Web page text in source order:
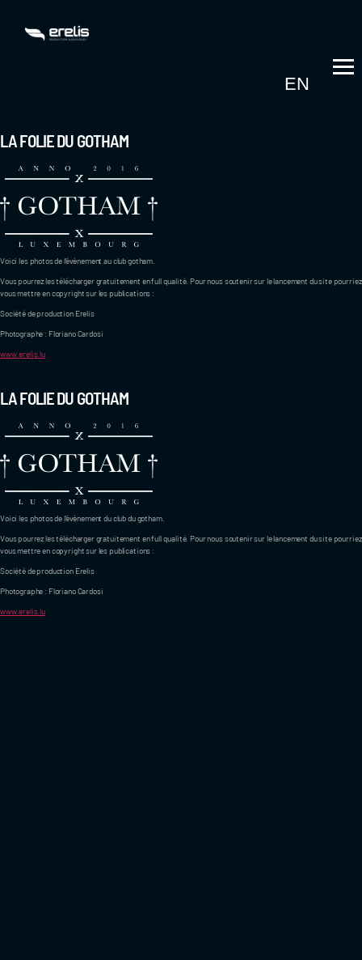
EN
LA FOLIE DU GOTHAM
Voici les photos de l’évènement au club gotham.
Vous pourrez les télécharger gratuitement en full qualité. Pour nous soutenir sur le lancement du site pourriez
vous mettre en copyright sur les publications :
Société de production Erelis
Photographe : Floriano Cardosi
www.erelis.lu
LA FOLIE DU GOTHAM
Voici les photos de l’évènement du club du gotham.
Vous pourrez les télécharger gratuitement en full qualité. Pour nous soutenir sur le lancement du site pourriez
vous mettre en copyright sur les publications :
Société de production Erelis
Photographe : Floriano Cardosi
www.erelis.lu